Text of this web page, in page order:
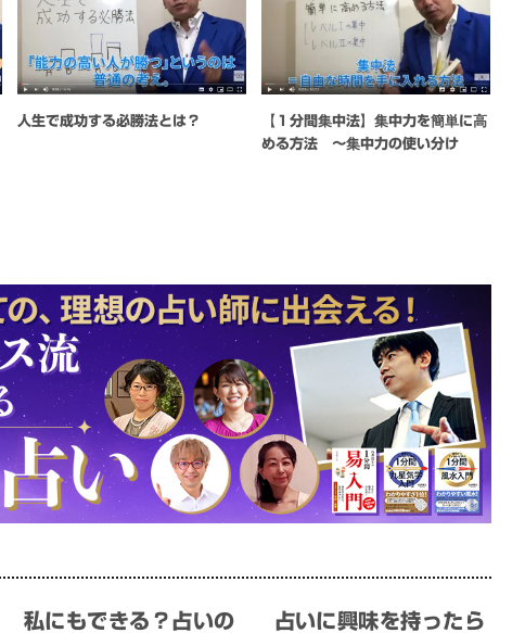
人生で成功する必勝法とは？
【１分間集中法】集中力を簡単に高
める方法 〜集中力の使い分け
私にもできる？占いの 占いに興味を持ったら